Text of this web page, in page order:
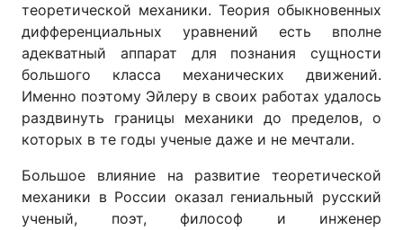
теоретической механики. Теория обыкновенных
дифференциальных уравнений есть вполне
адекватный аппарат для познания сущности
большого класса механических движений.
Именно поэтому Эйлеру в своих работах удалось
раздвинуть границы механики до пределов, о
которых в те годы ученые даже и не мечтали.
Большое влияние на развитие теоретической
механики в России оказал гениальный русский
ученый, поэт, философ и инженер